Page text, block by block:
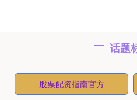
话题
股票配资指南官方